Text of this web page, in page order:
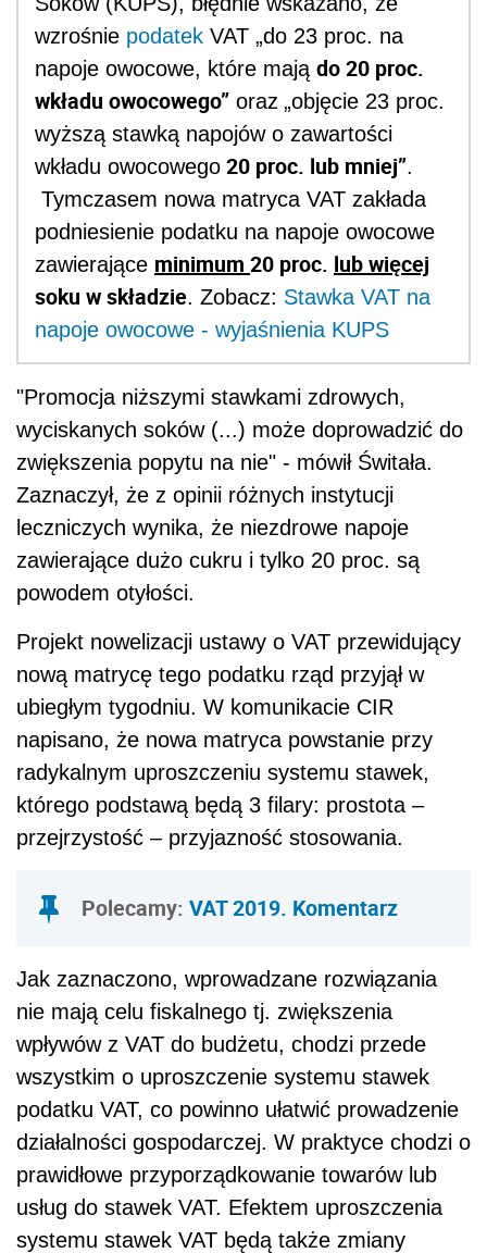
wzrośnie podatek VAT „do 23 proc. na
napoje owocowe, które mają do 20 proc.
wkładu owocowego” oraz „objęcie 23 proc.
wyższą stawką napojów o zawartości
wkładu owocowego 20 proc. lub mniej”.
Tymczasem nowa matryca VAT zakłada
podniesienie podatku na napoje owocowe
zawierające minimum 20 proc. lub więcej
soku w składzie. Zobacz: Stawka VAT na
napoje owocowe - wyjaśnienia KUPS
"Promocja niższymi stawkami zdrowych,
wyciskanych soków (...) może doprowadzić do
zwiększenia popytu na nie" - mówił Świtała.
Zaznaczył, że z opinii różnych instytucji
leczniczych wynika, że niezdrowe napoje
zawierające dużo cukru i tylko 20 proc. są
powodem otyłości.
Projekt nowelizacji ustawy o VAT przewidujący
nową matrycę tego podatku rząd przyjął w
ubiegłym tygodniu. W komunikacie CIR
napisano, że nowa matryca powstanie przy
radykalnym uproszczeniu systemu stawek,
którego podstawą będą 3 filary: prostota –
przejrzystość – przyjazność stosowania.
Polecamy: VAT 2019. Komentarz
Jak zaznaczono, wprowadzane rozwiązania
nie mają celu fiskalnego tj. zwiększenia
wpływów z VAT do budżetu, chodzi przede
wszystkim o uproszczenie systemu stawek
podatku VAT, co powinno ułatwić prowadzenie
działalności gospodarczej. W praktyce chodzi o
prawidłowe przyporządkowanie towarów lub
usług do stawek VAT. Efektem uproszczenia
systemu stawek VAT będą także zmiany